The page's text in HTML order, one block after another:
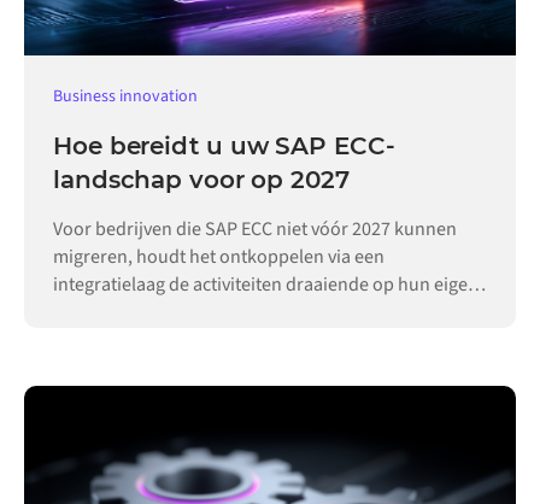
Business innovation
Hoe bereidt u uw SAP ECC-
landschap voor op 2027
Voor bedrijven die SAP ECC niet vóór 2027 kunnen
migreren, houdt het ontkoppelen via een
integratielaag de activiteiten draaiende op hun eigen